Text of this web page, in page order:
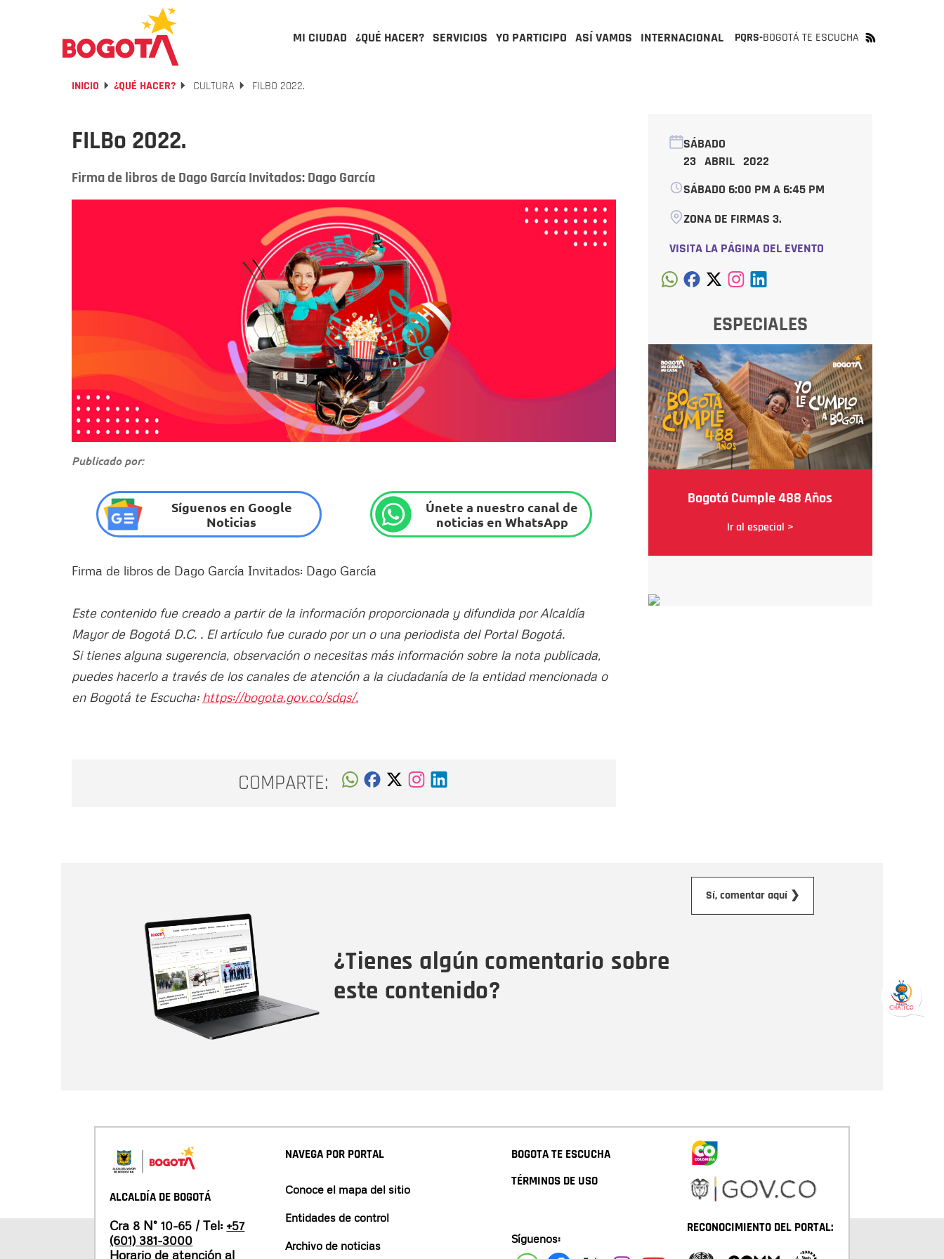
MI CIUDAD ¿QUÉ HACER? SERVICIOS YO PARTICIPO ASÍ VAMOS INTERNACIONAL PQRS-BOGOTÁ TE ESCUCHA
INICIO ¿QUÉ HACER? CULTURA FILBO 2022.
FILBo 2022.
Firma de libros de Dago García Invitados: Dago García
Publicado por:
Síguenos en Google
Noticias
Únete a nuestro canal de
noticias en WhatsApp
Firma de libros de Dago García Invitados: Dago García
Este contenido fue creado a partir de la información proporcionada y difundida por Alcaldía
Mayor de Bogotá D.C. . El artículo fue curado por un o una periodista del Portal Bogotá.
Si tienes alguna sugerencia, observación o necesitas más información sobre la nota publicada,
puedes hacerlo a través de los canales de atención a la ciudadanía de la entidad mencionada o
en Bogotá te Escucha: https://bogota.gov.co/sdqs/.
COMPARTE:
SÁBADO
23 ABRIL 2022
SÁBADO 6:00 PM A 6:45 PM
ZONA DE FIRMAS 3.
VISITA LA PÁGINA DEL EVENTO
ESPECIALES
Bogotá Cumple 488 Años
Ir al especial >
¿Tienes algún comentario sobre
este contenido?
Sí, comentar aquí ❯
ALCALDÍA DE BOGOTÁ
Cra 8 N° 10-65 / Tel: +57
(601) 381-3000
Horario de atención al
NAVEGA POR PORTAL
Conoce el mapa del sitio
Entidades de control
Archivo de noticias
BOGOTA TE ESCUCHA
TÉRMINOS DE USO
Síguenos:
RECONOCIMIENTO DEL PORTAL: